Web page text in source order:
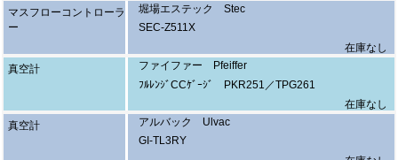
マスフローコントローラ
ー
堀場エステック Stec
SEC-Z511X
在庫なし
真空計
ファイファー Pfeiffer
ﾌﾙﾚﾝｼﾞCCｹﾞｰｼﾞ PKR251／TPG261
在庫なし
真空計
アルバック Ulvac
GI-TL3RY